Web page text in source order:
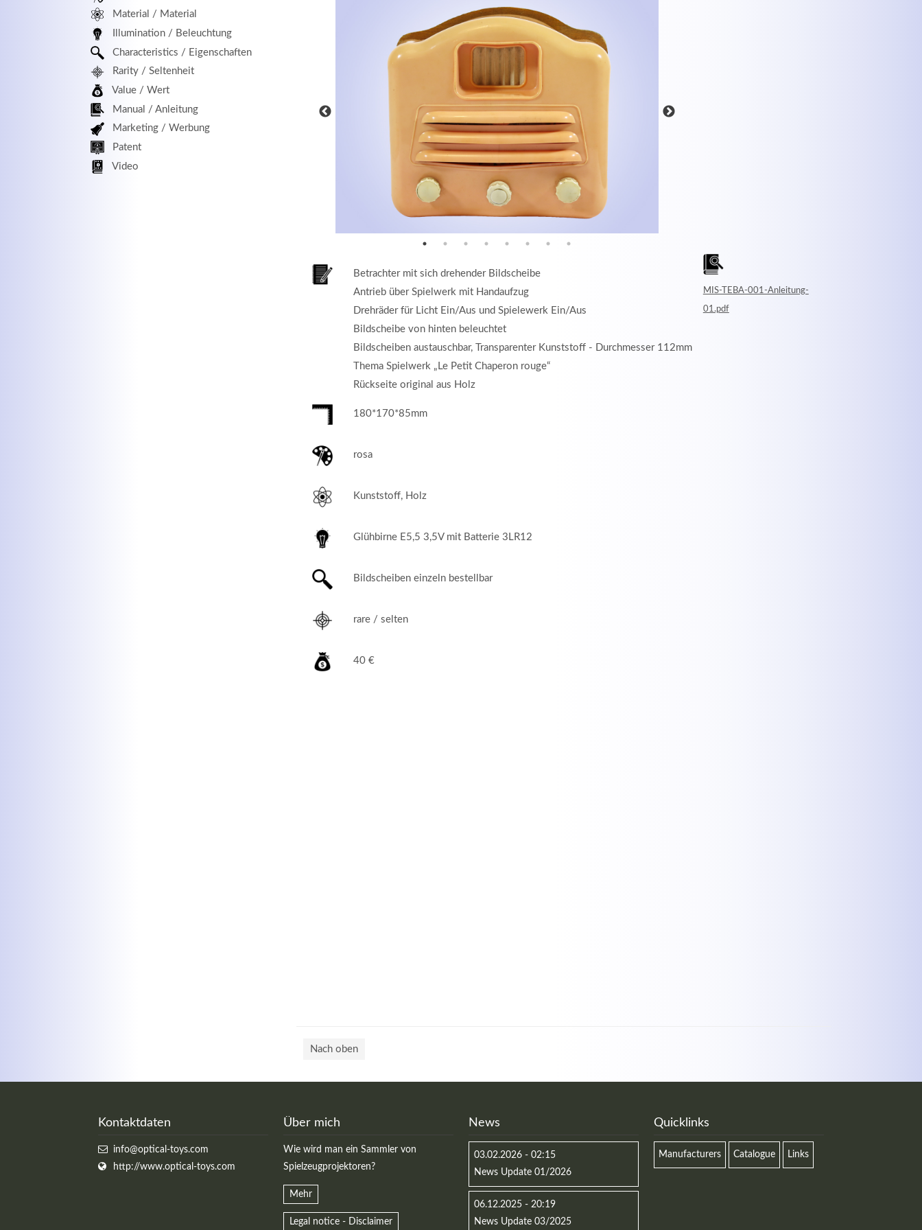
Betrachter mit sich drehender Bildscheibe
Antrieb über Spielwerk mit Handaufzug
Drehräder für Licht Ein/Aus und Spielewerk Ein/Aus
Bildscheibe von hinten beleuchtet
Bildscheiben austauschbar, Transparenter Kunststoff - Durchmesser 112mm
Thema Spielwerk „Le Petit Chaperon rouge“
Rückseite original aus Holz
180*170*85mm
rosa
Kunststoff, Holz
Glühbirne E5,5 3,5V mit Batterie 3LR12
Bildscheiben einzeln bestellbar
rare / selten
40 €
MIS-TEBA-001-Anleitung-
01.pdf
Nach oben
Material / Material
Illumination / Beleuchtung
Characteristics / Eigenschaften
Rarity / Seltenheit
Value / Wert
Manual / Anleitung
Marketing / Werbung
Patent
Video
Kontaktdaten
info@optical-toys.com
http://www.optical-toys.com
Über mich
Wie wird man ein Sammler von
Spielzeugprojektoren?
Mehr
Legal notice - Disclaimer
News
03.02.2026 - 02:15
News Update 01/2026
06.12.2025 - 20:19
News Update 03/2025
Quicklinks
Manufacturers Catalogue Links
MEHR INFOS MEHR INFOS
Kontaktdaten Registrieren